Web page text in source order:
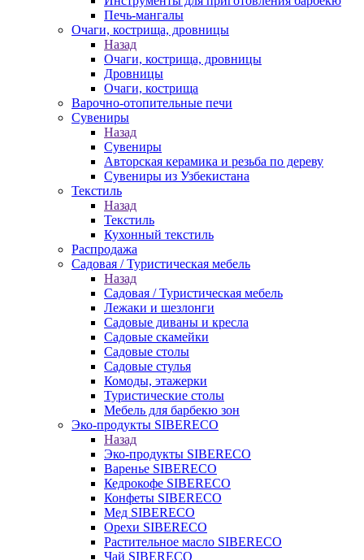
Печь-мангалы
Очаги, кострища, дровницы
Назад
Очаги, кострища, дровницы
Дровницы
Очаги, кострища
Варочно-отопительные печи
Сувениры
Назад
Сувениры
Авторская керамика и резьба по дереву
Сувениры из Узбекистана
Текстиль
Назад
Текстиль
Кухонный текстиль
Распродажа
Садовая / Туристическая мебель
Назад
Садовая / Туристическая мебель
Лежаки и шезлонги
Садовые диваны и кресла
Садовые скамейки
Садовые столы
Садовые стулья
Комоды, этажерки
Туристические столы
Мебель для барбекю зон
Эко-продукты SIBERECO
Назад
Эко-продукты SIBERECO
Варенье SIBERECO
Кедрокофе SIBERECO
Конфеты SIBERECO
Мед SIBERECO
Орехи SIBERECO
Растительное масло SIBERECO
Чай SIBERECO